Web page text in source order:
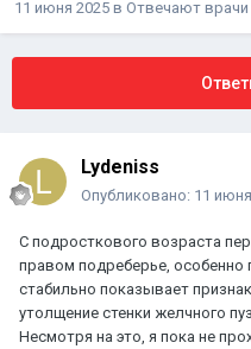
11 июня 2025 в Отвечают
Lydeniss
Опубликовано: 11
С подросткового возраста
правом подреберье, особенно
стабильно показывает
утолщение стенки желчного
Несмотря на это, я пока не